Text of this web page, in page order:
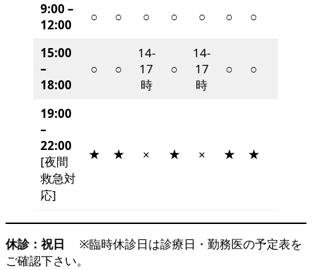
9:00 –
12:00
○ ○ ○ ○ ○ ○ ○
15:00
–
18:00
○ ○
14-
17
時
○
14-
17
時
○ ○
19:00
–
22:00
[夜間
救急対
応]
★ ★ × ★ × ★ ★
休診：祝日 ※臨時休診日は診療日・勤務医の予定表を
ご確認下さい。